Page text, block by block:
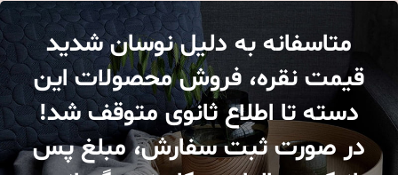
متاسفانه به دلیل نوسان شدید
قیمت نقره، فروش محصولات این
دسته تا اطلاع ثانوی متوقف شد!
در صورت ثبت سفارش، مبلغ پس